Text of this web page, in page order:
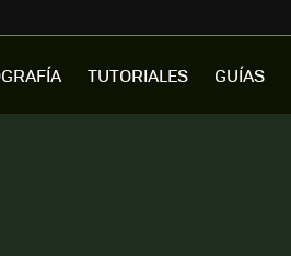
TUTORIALES GUÍAS